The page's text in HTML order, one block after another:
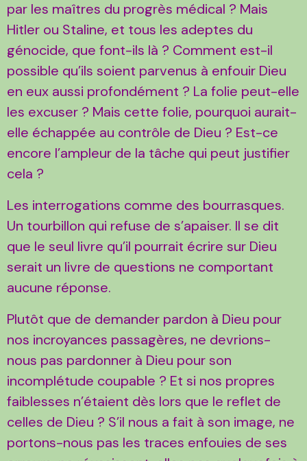
par les maîtres du progrès médical ? Mais
Hitler ou Staline, et tous les adeptes du
génocide, que font-ils là ? Comment est-il
possible qu’ils soient parvenus à enfouir Dieu
en eux aussi profondément ? La folie peut-elle
les excuser ? Mais cette folie, pourquoi aurait-
elle échappée au contrôle de Dieu ? Est-ce
encore l’ampleur de la tâche qui peut justifier
cela ?
Les interrogations comme des bourrasques.
Un tourbillon qui refuse de s’apaiser. Il se dit
que le seul livre qu’il pourrait écrire sur Dieu
serait un livre de questions ne comportant
aucune réponse.
Plutôt que de demander pardon à Dieu pour
nos incroyances passagères, ne devrions-
nous pas pardonner à Dieu pour son
incomplétude coupable ? Et si nos propres
faiblesses n’étaient dès lors que le reflet de
celles de Dieu ? S’il nous a fait à son image, ne
portons-nous pas les traces enfouies de ses